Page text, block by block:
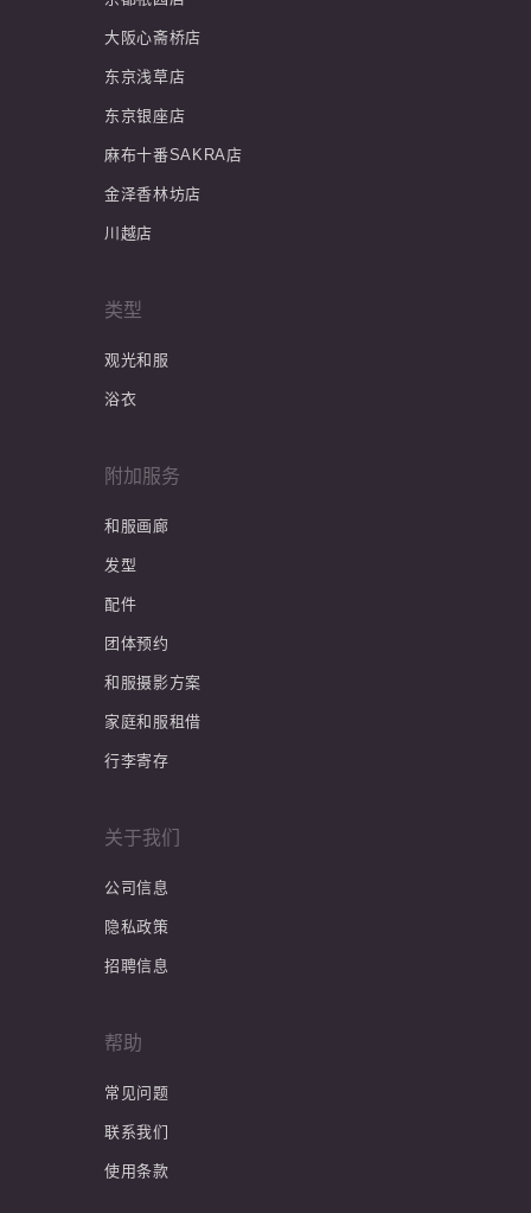
大阪心斋桥店
东京浅草店
东京银座店
麻布十番SAKRA店
金泽香林坊店
川越店
类型
观光和服
浴衣
附加服务
和服画廊
发型
配件
团体预约
和服摄影方案
家庭和服租借
行李寄存
关于我们
公司信息
隐私政策
招聘信息
帮助
常见问题
联系我们
使用条款